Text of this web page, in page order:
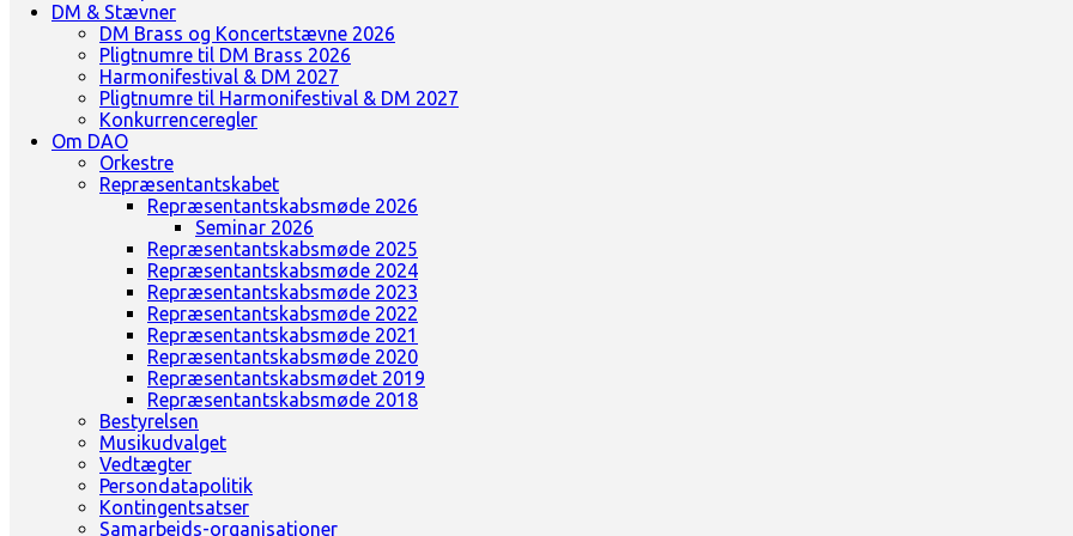
DM & Stævner
DM Brass og Koncertstævne 2026
Pligtnumre til DM Brass 2026
Harmonifestival & DM 2027
Pligtnumre til Harmonifestival & DM 2027
Konkurrenceregler
Om DAO
Orkestre
Repræsentantskabet
Repræsentantskabsmøde 2026
Seminar 2026
Repræsentantskabsmøde 2025
Repræsentantskabsmøde 2024
Repræsentantskabsmøde 2023
Repræsentantskabsmøde 2022
Repræsentantskabsmøde 2021
Repræsentantskabsmøde 2020
Repræsentantskabsmødet 2019
Repræsentantskabsmøde 2018
Bestyrelsen
Musikudvalget
Vedtægter
Persondatapolitik
Kontingentsatser
Samarbejds-organisationer